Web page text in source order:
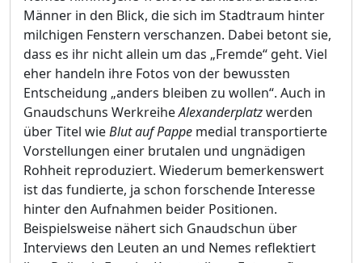
Männer in den Blick, die sich im Stadtraum hinter
milchigen Fenstern verschanzen. Dabei betont sie,
dass es ihr nicht allein um das „Fremde“ geht. Viel
eher handeln ihre Fotos von der bewussten
Entscheidung „anders bleiben zu wollen“. Auch in
Gnaudschuns WerkreiheAlexanderplatzwerden
über Titel wieBlut auf Pappe medial transportierte
Vorstellungen einer brutalen und ungnädigen
Rohheit reproduziert. Wiederum bemerkenswert
ist das fundierte, ja schon forschende Interesse
hinter den Aufnahmen beider Positionen.
Beispielsweise nähert sich Gnaudschun über
Interviews den Leuten an und Nemes reflektiert